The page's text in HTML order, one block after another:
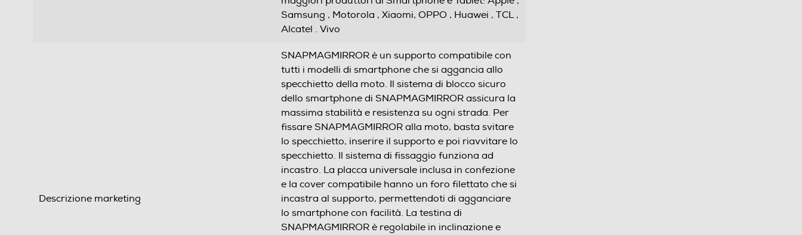
Samsung , Motorola , Xiaomi, OPPO , Huawei , TCL ,
Alcatel . Vivo
Descrizione marketing
SNAPMAGMIRROR è un supporto compatibile con
tutti i modelli di smartphone che si aggancia allo
specchietto della moto. Il sistema di blocco sicuro
dello smartphone di SNAPMAGMIRROR assicura la
massima stabilità e resistenza su ogni strada. Per
fissare SNAPMAGMIRROR alla moto, basta svitare
lo specchietto, inserire il supporto e poi riavvitare lo
specchietto. Il sistema di fissaggio funziona ad
incastro. La placca universale inclusa in confezione
e la cover compatibile hanno un foro filettato che si
incastra al supporto, permettendoti di agganciare
lo smartphone con facilità. La testina di
SNAPMAGMIRROR è regolabile in inclinazione e